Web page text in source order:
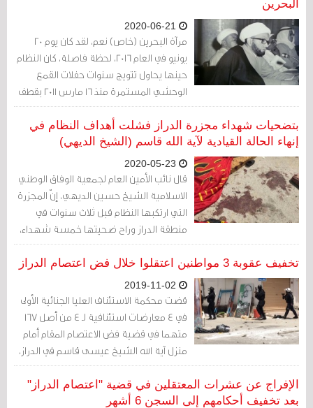
البحرين
مرآة البحرين (خاص) نعم، لقد كان يوم 20
يونيو في العام 2016، لحظة فاصلة، كان النظام
حينها يحاول تتويج سنوات حفلات القمع
الوحشي المستمرة منذ 16 مارس 2011 بقطف
رأس القيادة الكبرى للطائفة الشيعية في
البلاد: آية الله الشيخ عيسى قاسم هو
الهدف.
بتضحيات شهداء مجزرة الدراز فشلت أهداف النظام في
إنهاء الحالة القيادية لآية الله قاسم (الشيخ الديهي)
قال نائب الأمين العام لجمعية الوفاق الوطني
الاسلامية الشيخ حسين الديهي، إنّ المجزرة
التي ارتكبها النظام قبل ثلاث سنوات في
منطقة الدراز وراح ضحيتها خمسة شهداء،
كان الغرض منها «إنهاء الحالة القيادية
لسماحة آية الله الشيخ عيسى أحمد قاسم
التي حظيت بإجماع داخلي وخارجي قل نظيره
في حركتنا السياسية؛والنتيجة كانت فشلا
ذريعا للأهداف السياسية للنظام».
تخفيف عقوبة 3 مواطنين اعتقلوا خلال فض اعتصام الدراز
قضت محكمة الاستئناف العليا الجنائية الأولى
في 4 معارضات استئنافية لـ 4 من أصل 167
متهما في قضية فض الاعتصام المقام أمام
منزل آية الله الشيخ عيسى قاسم في الدراز،
حيث قبلت 3 معارضات شكلاً ورفضت قبول
المعارضة الرابعة
الإفراج عن عشرات المعتقلين في قضية "اعتصام الدراز"
بعد تخفيف أحكامهم إلى السجن 6 أشهر